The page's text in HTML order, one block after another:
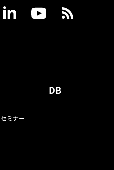
ミナー
DB